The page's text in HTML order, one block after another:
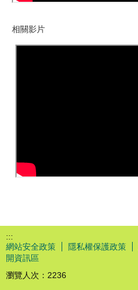
相關影片
:::
網站安全政策
隱私權保護政策
開資訊區
瀏覽人次： 2236